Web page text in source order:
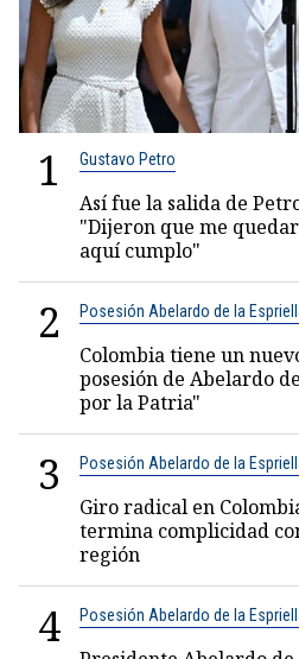
1 Gustavo Petro
Así fue la salida de
"Dijeron que me
aquí cumplo"
2 Posesión Abelardo de la
Colombia tiene un
posesión de Abelardo
por la Patria"
3 Posesión Abelardo de la
Giro radical en
termina complicidad
región
4 Posesión Abelardo de la